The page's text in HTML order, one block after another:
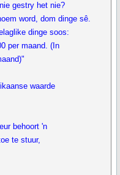
gestry het nie?
word, dom dinge sê.
dinge soos:
per maand. (In
waarde
behoort 'n
te stuur,